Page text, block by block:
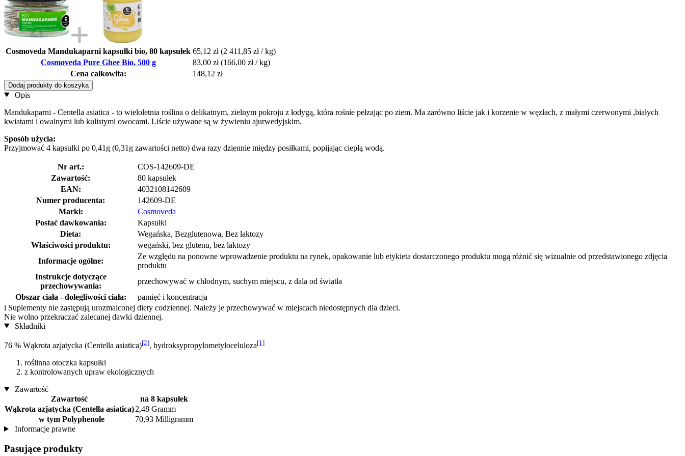
Cosmoveda Mandukaparni kapsułki bio, 80 kapsułek 65,12 zł (2 411,85 zł / kg)
Cosmoveda Pure Ghee Bio, 500 g
83,00 zł (166,00 zł / kg)
Cena całkowita:
148,12 zł
Dodaj produkty do koszyka
Opis
Mandukaparni - Centella asiatica - to wieloletnia roślina o delikatnym, zielnym pokroju z łodygą, która rośnie pełzając po ziem. Ma zarówno liście jak i korzenie w węzłach, z małymi czerwonymi ,białych
kwiatami i owalnymi lub kulistymi owocami. Liście używane są w żywieniu ajurwedyjskim.
Sposób użycia:
Przyjmować 4 kapsułki po 0,41g (0,31g zawartości netto) dwa razy dziennie między posiłkami, popijając ciepłą wodą.
Nr art.:
COS-142609-DE
Zawartość:
80 kapsułek
EAN:
4032108142609
Numer producenta:
142609-DE
Marki:
Cosmoveda
Postać dawkowania:
Kapsułki
Dieta:
Wegańska, Bezglutenowa, Bez laktozy
Właściwości produktu:
wegański, bez glutenu, bez laktozy
Informacje ogólne:
Ze względu na ponowne wprowadzenie produktu na rynek, opakowanie lub etykieta dostarczonego produktu mogą różnić się wizualnie od przedstawionego zdjęcia
produktu
Instrukcje dotyczące
przechowywania:
przechowywać w chłodnym, suchym miejscu, z dala od światła
Obszar ciała - dolegliwości ciała:
pamięć i koncentracja
i Suplementy nie zastępują urozmaiconej diety codziennej. Należy je przechowywać w miejscach niedostępnych dla dzieci.
Nie wolno przekraczać zalecanej dawki dziennej.
Składniki
76 % Wąkrota azjatycka (Centella asiatica)[2], hydroksypropylometyloceluloza[1]
roślinna otoczka kapsułki
z kontrolowanych upraw ekologicznych
Zawartość
Zawartość
na 8 kapsułek
Wąkrota azjatycka (Centella asiatica)2,48 Gramm
w tym Polyphenole
70,93 Milligramm
Informacje prawne
Pasujące produkty